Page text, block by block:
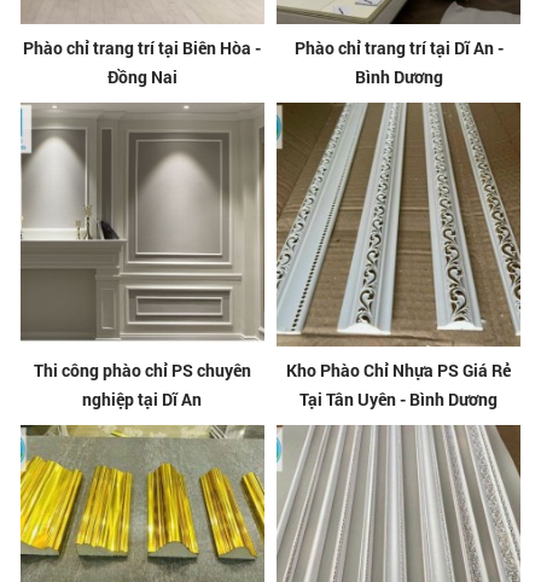
Phào chỉ trang trí tại Biên Hòa -
Đồng Nai
Phào chỉ trang trí tại Dĩ An -
Bình Dương
Thi công phào chỉ PS chuyên
nghiệp tại Dĩ An
Kho Phào Chỉ Nhựa PS Giá Rẻ
Tại Tân Uyên - Bình Dương